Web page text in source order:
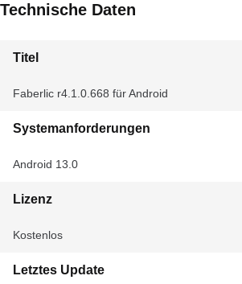
Technische Daten
Titel
Faberlic r4.1.0.668 für Android
Systemanforderungen
Android 13.0
Lizenz
Kostenlos
Letztes Update